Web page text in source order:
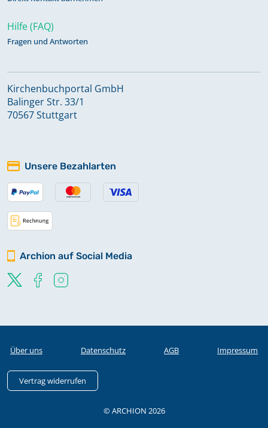
Hilfe (FAQ)
Fragen und Antworten
Kirchenbuchportal GmbH
Balinger Str. 33/1
70567 Stuttgart
Unsere Bezahlarten
Archion auf Social Media
Über uns Datenschutz AGB Impressum
Vertrag widerrufen
© ARCHION 2026